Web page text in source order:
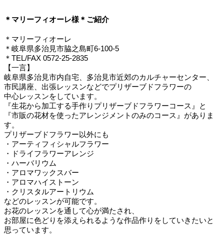
＊マリーフィオーレ様＊ご紹介
＊マリーフィオーレ
＊岐阜県多治見市脇之島町6-100-5
＊TEL/FAX 0572-25-2835
【一言】
岐阜県多治見市内自宅、多治見市近郊のカルチャーセンター、
市民講座、出張レッスンなどでプリザーブドフラワーの
中心レッスンをしています。
『生花から加工する手作りプリザーブドフラワーコース』と
『市販の花材を使ったアレンジメントのみのコース』がありま
す。
プリザーブドフラワー以外にも
・アーティフィシャルフラワー
・ドライフラワーアレンジ
・ハーバリウム
・アロマワックスバー
・アロマハイストーン
・クリスタルアートリウム
などのレッスンが可能です。
お花のレッスンを通して心が満たされ、
お部屋に色どりを添えられるような作品作りをしていきたいと
思っています。